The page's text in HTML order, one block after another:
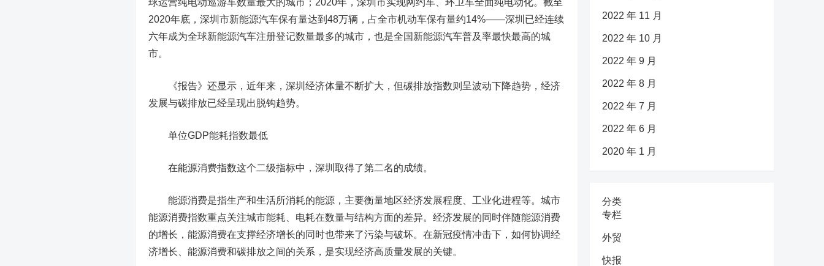
球运营纯电动巡游车数量最大的城市；2020年，深圳市实现网约车、环卫车全面纯电动化。截至
2020年底，深圳市新能源汽车保有量达到48万辆，占全市机动车保有量约14%——深圳已经连续
六年成为全球新能源汽车注册登记数量最多的城市，也是全国新能源汽车普及率最快最高的城
市。
《报告》还显示，近年来，深圳经济体量不断扩大，但碳排放指数则呈波动下降趋势，经济
发展与碳排放已经呈现出脱钩趋势。
单位GDP能耗指数最低
在能源消费指数这个二级指标中，深圳取得了第二名的成绩。
能源消费是指生产和生活所消耗的能源，主要衡量地区经济发展程度、工业化进程等。城市
能源消费指数重点关注城市能耗、电耗在数量与结构方面的差异。经济发展的同时伴随能源消费
的增长，能源消费在支撑经济增长的同时也带来了污染与破坏。在新冠疫情冲击下，如何协调经
济增长、能源消费和碳排放之间的关系，是实现经济高质量发展的关键。
2022 年 11 月
2022 年 10 月
2022 年 9 月
2022 年 8 月
2022 年 7 月
2022 年 6 月
2020 年 1 月
分类
专栏
外贸
快报